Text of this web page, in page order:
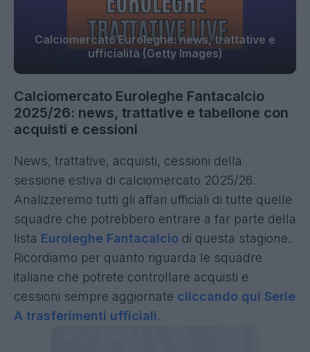
Calciomercato Euroleghe: news, trattative e
ufficialità (Getty Images)
Calciomercato Euroleghe Fantacalcio
2025/26: news, trattative e tabellone con
acquisti e cessioni
News, trattative, acquisti, cessioni della
sessione estiva di calciomercato 2025/26.
Analizzeremo tutti gli affari ufficiali di tutte quelle
squadre che potrebbero entrare a far parte della
lista Euroleghe Fantacalcio di questa stagione.
Ricordiamo per quanto riguarda le squadre
italiane che potrete controllare acquisti e
cessioni sempre aggiornate cliccando qui Serie
A trasferimenti ufficiali.